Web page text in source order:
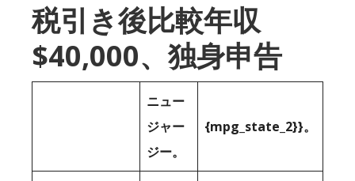
税引き後比較年収
$40,000、独身申告
ニュー
ジャー
ジー。
{mpg_state_2}}。